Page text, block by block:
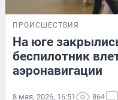
ПРОИСШЕСТВИЯ
На юге
беспилотник
аэронавигации
8 мая, 2026, 16:51 864